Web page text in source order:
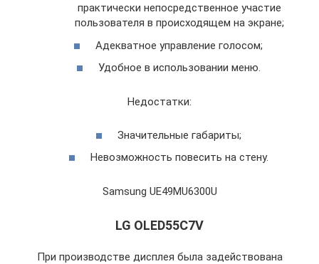
практически непосредственное участие
пользователя в происходящем на экране;
Адекватное управление голосом;
Удобное в использовании меню.
Недостатки:
Значительные габариты;
Невозможность повесить на стену.
Samsung UE49MU6300U
LG OLED55C7V
При производстве дисплея была задействована